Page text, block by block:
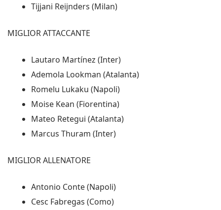
Tijjani Reijnders (Milan)
MIGLIOR ATTACCANTE
Lautaro Martínez (Inter)
Ademola Lookman (Atalanta)
Romelu Lukaku (Napoli)
Moise Kean (Fiorentina)
Mateo Retegui (Atalanta)
Marcus Thuram (Inter)
MIGLIOR ALLENATORE
Antonio Conte (Napoli)
Cesc Fabregas (Como)